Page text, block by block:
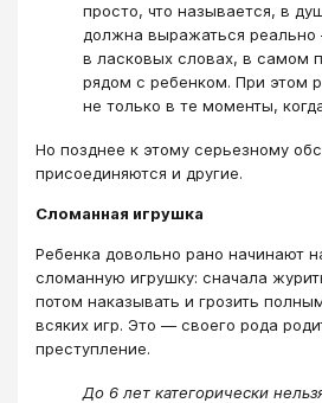
просто, что называется, в
должна выражаться
в ласковых словах, в самом
рядом с ребенком. При этом
не только в те моменты,
Но позднее к этому серьезному
присоединяются и другие.
Сломанная игрушка
Ребенка довольно рано начинают
сломанную игрушку: сначала
потом наказывать и грозить
всяких игр. Это ― своего рода
преступление.
До 6 лет категорически